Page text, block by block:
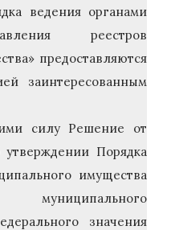
ведения органами
реестров
предоставляются
заинтересованным
силу Решение от
Порядка
имущества
муниципального
значения